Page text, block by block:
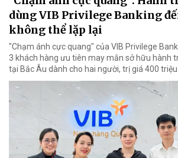
dùng VIB Privilege Banking
không thể lặp lại
"Chạm ánh cực quang" của VIB Privilege
3 khách hàng ưu tiên may mắn sở hữu hành
tại Bắc Âu dành cho hai người, trị giá 400